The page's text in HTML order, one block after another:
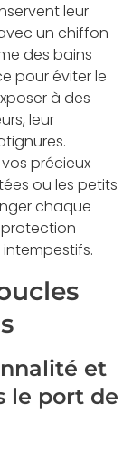
leur
un chiffon
des bains
pour éviter le
à des
leur
précieux
ou les petits
chaque
protection
et
le port de